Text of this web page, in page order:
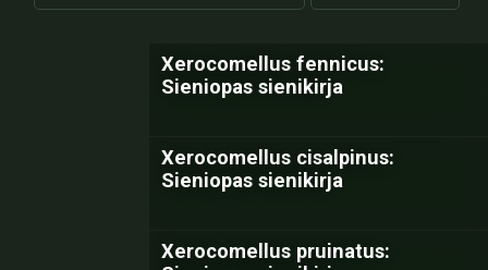
Xerocomellus fennicus:
Sieniopas sienikirja
Xerocomellus cisalpinus:
Sieniopas sienikirja
Xerocomellus pruinatus: